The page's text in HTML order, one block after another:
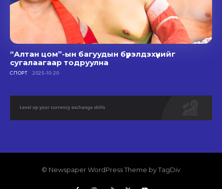
“Алтан цом”-ын багуудын бүрэлдэхүүнийг
сугалаагаар тодруулна
СПОРТ 2025-10-20
© Newspaper WordPress Theme by TagDiv